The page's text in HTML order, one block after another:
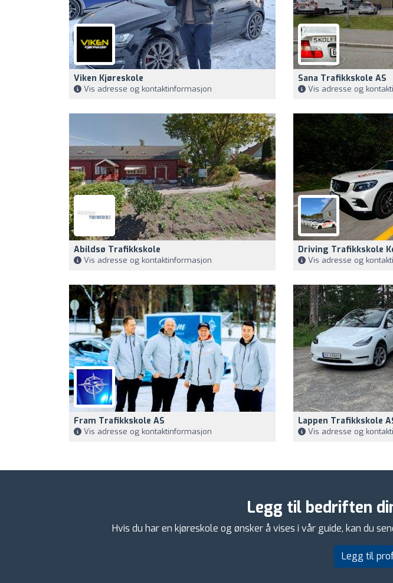
Viken Kjøreskole
Vis adresse og kontaktinformasjon
Sana Trafikkskole AS
Vis adresse og
Abildsø Trafikkskole
Vis adresse og kontaktinformasjon
Driving Trafikkskole
Vis adresse og
Fram Trafikkskole AS
Vis adresse og kontaktinformasjon
Lappen Trafikkskole
Vis adresse og
Legg til bedriften
Hvis du har en kjøreskole og ønsker å vises i vår guide, kan du
Legg til